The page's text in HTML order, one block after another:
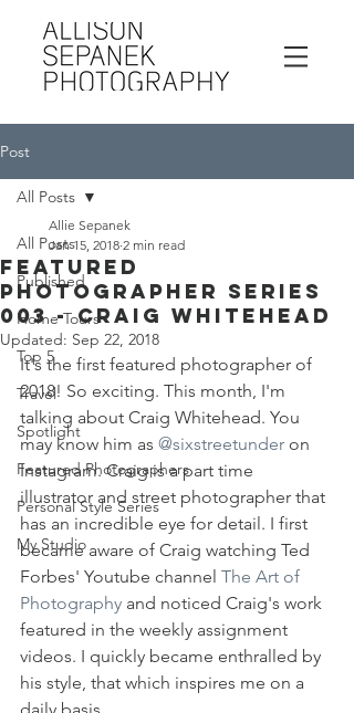
Post
All Posts
Published
Home Tours
Top 5
Travel
Spotlight
Featured Photographers
Personal Style Series
My Studio
All Posts
Featured
Photographer Series
003 - Craig Whitehead
Allie Sepanek
Jan 15, 2018 2 min read
Updated: Sep 22, 2018
It's the first featured photographer of
2018! So exciting. This month, I'm
talking about Craig Whitehead. You
may know him as @sixstreetunder on
Instagram. Craig is a part time
illustrator and street photographer that
has an incredible eye for detail. I first
became aware of Craig watching Ted
Forbes' Youtube channel The Art of
Photography and noticed Craig's work
featured in the weekly assignment
videos. I quickly became enthralled by
his style, that which inspires me on a